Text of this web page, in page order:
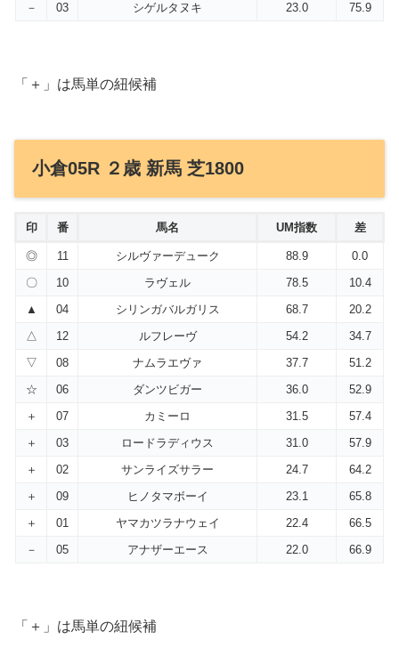
－
03 シゲルタヌキ 23.0 75.9
「＋」は馬単の紐候補
小倉05R ２歳 新馬 芝1800
印 番 馬名 UM指数 差
◎ 11 シルヴァーデューク 88.9
0.0
〇
10 ラヴェル 78.5
10.4
▲
04 シリンガバルガリス 68.7
20.2
△
12 ルフレーヴ 54.2
34.7
▽
08 ナムラエヴァ 37.7
51.2
☆
06 ダンツビガー 36.0
52.9
＋
07 カミーロ 31.5
57.4
＋
03 ロードラディウス 31.0
57.9
＋
02 サンライズサラー 24.7
64.2
＋
09 ヒノタマボーイ 23.1
65.8
＋
01 ヤマカツラナウェイ 22.4
66.5
－
05 アナザーエース 22.0 66.9
「＋」は馬単の紐候補